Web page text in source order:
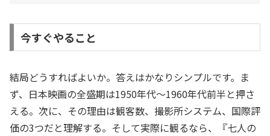
今すぐやること
結局どうすればよいか。答えはかなりシンプルです。ま
ず、日本映画の全盛期は1950年代〜1960年代前半と押さ
える。次に、その理由は観客数、撮影所システム、国際評
価の3つだと理解する。そして実際に観るなら、『七人の